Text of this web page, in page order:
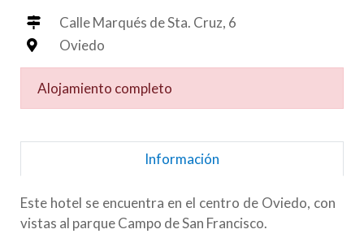
Calle Marqués de Sta. Cruz, 6
Oviedo
Alojamiento completo
Información
Este hotel se encuentra en el centro de Oviedo, con
vistas al parque Campo de San Francisco.